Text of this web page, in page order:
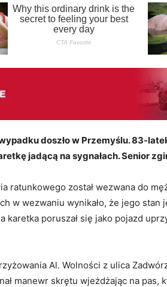
doszło w Przemyślu. 83-
jadącą na sygnałach. Senior
ratunkowego został wezwana do
w wezwaniu wynikało, że jego stan
karetka poruszał się jako pojazd
Al. Wolności z ulica
manewr skrętu wjeżdżając na pas,